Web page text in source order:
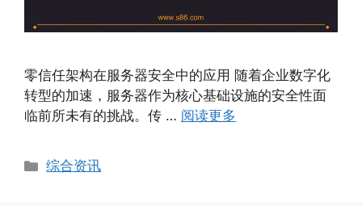
零信任架构在服务器安全中的应用 随着企业数字化
转型的加速，服务器作为核心基础设施的安全性面
临前所未有的挑战。传 … 阅读更多
Categories
综合资讯